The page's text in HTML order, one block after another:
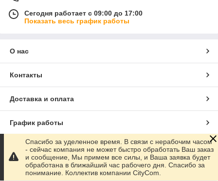
Сегодня работает с 09:00 до 17:00
Показать весь график работы
О нас
Контакты
Доставка и оплата
График работы
Полная версия сайта
Сайт создан на маркетплейсеSatu.kz
Спасибо за уделенное время. В связи с нерабочим часом
- сейчас компания не может быстро обработать Ваш заказ
и сообщение, Мы примем все силы, и Ваша заявка будет
обработана в ближайший час рабочего дня. Спасибо за
понимание. Коллектив компании CityCom.